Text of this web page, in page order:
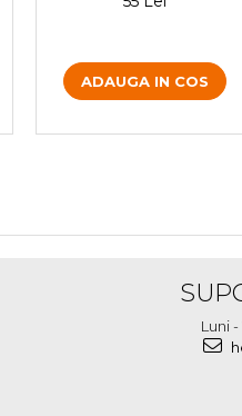
ADAUGA IN COS
Luni -